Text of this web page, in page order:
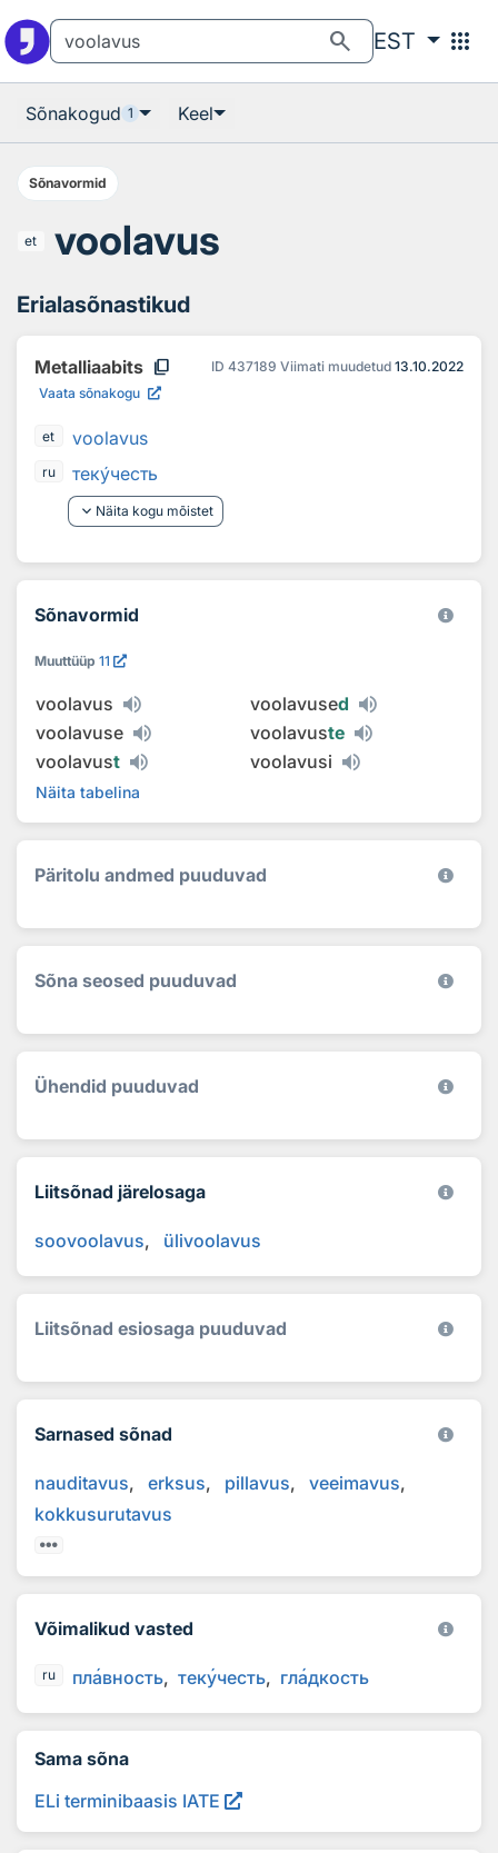
search EST apps
Sõnakogud 1 Keel
Sõnavormid
et voolavus
Erialasõnastikud
Metalliaabits content_copy ID 437189 Viimati muudetud 13.10.2022
Vaata sõnakogu
et voolavus
ru текучесть
keyboard_arrow_down Näita kogu mõistet
Sõnavormid
Muuttüüp 11
voolavus voolavused
voolavuse
voolavuste
voolavust voolavusi
Näita tabelina
Päritolu andmed puuduvad
Sõna seosed puuduvad
Ühendid puuduvad
Liitsõnad järelosaga
soovoolavus ülivoolavus
Liitsõnad esiosaga puuduvad
Sarnased sõnad
nauditavus erksus pillavus
veeimavus
kokkusurutavus
Võimalikud vasted
ru плавность текучесть гладкость
Sama sõna
ELi terminibaasis IATE